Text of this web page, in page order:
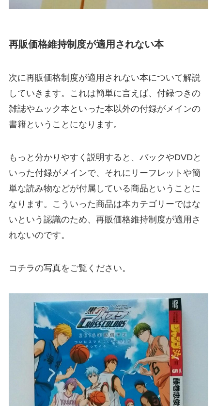
再販価格維持制度が適用されない本
次に再販価格制度が適用されない本について解説
していきます。これは簡単に言えば、付録つきの
雑誌やムック本といった本以外の付録がメインの
書籍ということになります。
もっと分かりやすく説明すると、バックやDVDと
いった付録がメインで、それにリーフレットや簡
単な読み物などが付属している商品ということに
なります。こういった商品は本カテゴリーではな
いという認識のため、再販価格維持制度が適用さ
れないのです。
コチラの写真をご覧ください。